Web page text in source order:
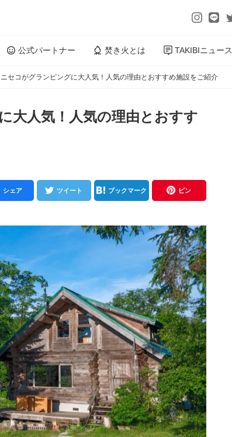
公式パートナー 焚き火とは TAKIBIニュース
セコがグランピングに大人気！人気の理由とおすすめ施設をご紹介
大人気！人気の理由とおすす
シェア ツイート ブックマーク ピン